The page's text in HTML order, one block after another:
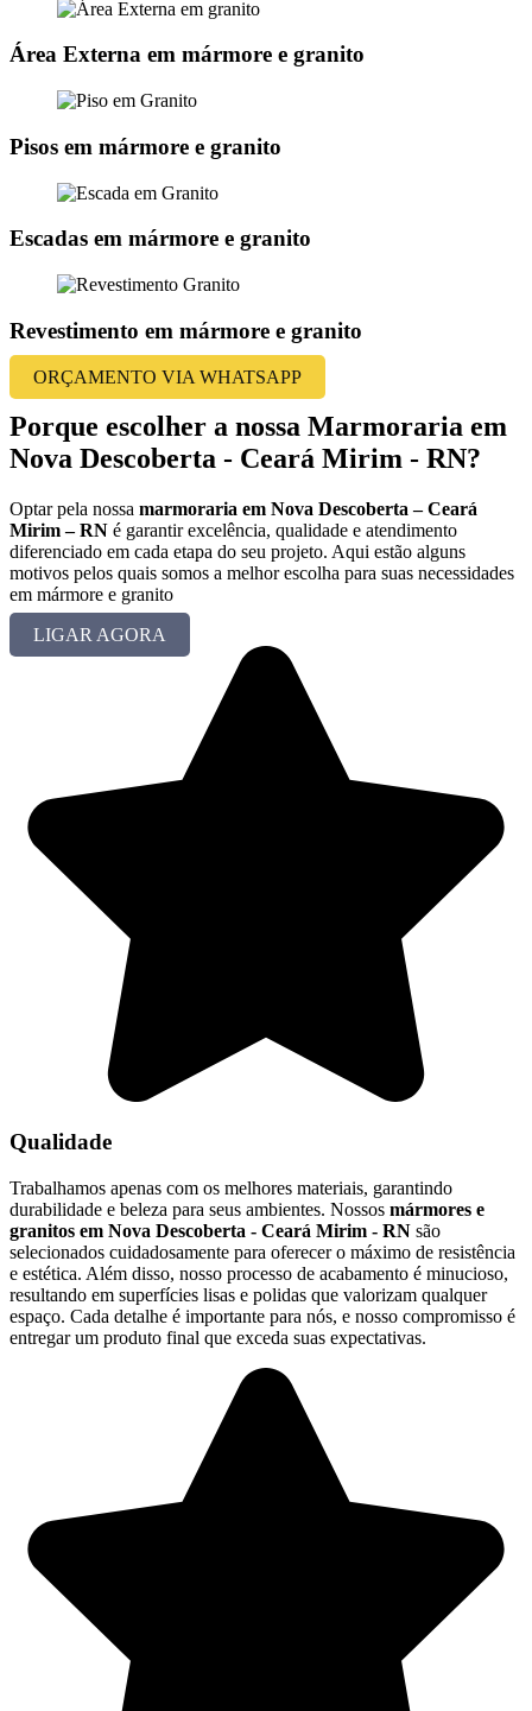
Área Externa em mármore e granito
Pisos em mármore e granito
Escadas em mármore e granito
Revestimento em mármore e granito
ORÇAMENTO VIA WHATSAPP
Porque escolher a nossa Marmoraria em
Nova Descoberta - Ceará Mirim - RN?
Optar pela nossa marmoraria em Nova Descoberta – Ceará
Mirim – RN é garantir excelência, qualidade e atendimento
diferenciado em cada etapa do seu projeto. Aqui estão alguns
motivos pelos quais somos a melhor escolha para suas necessidades
em mármore e granito
LIGAR AGORA
Qualidade
Trabalhamos apenas com os melhores materiais, garantindo
durabilidade e beleza para seus ambientes. Nossos mármores e
granitos em Nova Descoberta - Ceará Mirim - RN são
selecionados cuidadosamente para oferecer o máximo de resistência
e estética. Além disso, nosso processo de acabamento é minucioso,
resultando em superfícies lisas e polidas que valorizam qualquer
espaço. Cada detalhe é importante para nós, e nosso compromisso é
entregar um produto final que exceda suas expectativas.